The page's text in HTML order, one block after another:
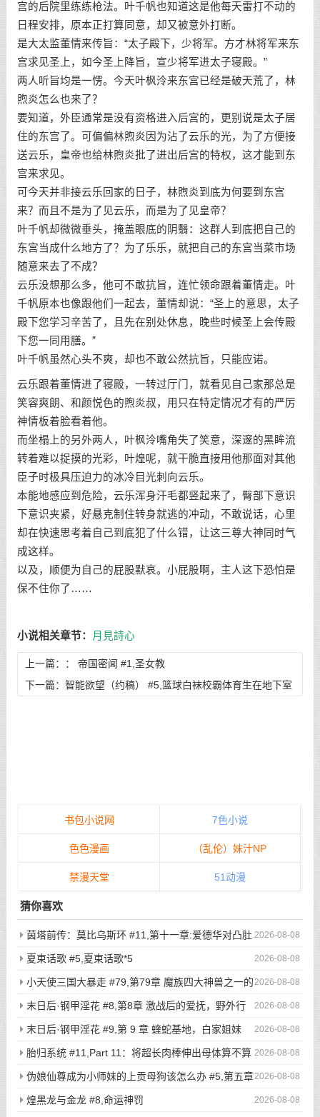
宫的后院里练练枪法。叶千帆也知道这是他每天雷打不动的
日程安排，原本正打算同意，却又被意外打断。
是大太监董情来传旨：“太子殿下，少将军。方才林将军来东
宫求见圣上，如今圣上降旨，宣少将军进太子寝殿。”
两人听旨均是一愣。今天叶枫泠来东宫已经是破天荒了，林
煦炎怎么也来了？
要知道，外臣通常是没有资格进入后宫的，更别说是太子居
住的东宫了。可偏偏林煦炎因为沾了云乐的光，为了方便接
送云乐，皇帝也给林煦炎批了进出后宫的特权，这才能到东
宫来求见。
可今天并非接云乐回家的日子，林煦炎到底为何要到东宫
来？而且不是为了见云乐，而是为了见皇帝？
叶千帆却微微垂头，掩盖眼底的阴翳：这群人到底把自己的
东宫当成什么地方了？为了乐乐，就把自己的东宫当菜市场
随意来去了不成？
云乐没想那么多，他可不敢抗旨，连忙领命跟着董情走。叶
千帆原本也像跟他们一起去，董情却说：“圣上的意思，太子
殿下您学习辛苦了，且先在别处休息，晚些时候圣上会传殿
下您一同用膳。”
叶千帆虽然心头不爽，却也不敢公然抗旨，只能应诺。
云乐跟着董情进了寝殿，一转过厅门，就看见自己家那总是
笑容爽朗、和颜悦色的煦炎叔，用只在特定情况才有的严厉
神情板着脸看着他。
而坐榻上的另外两人，叶枫泠嘴角失了笑意，深邃的黑眸流
转着难以捉摸的光彩，叶煌呢，就干脆直接用他那面对其他
臣子时极具压迫力的冰冷目光刺向云乐。
本能地感应到危险，云乐浑身汗毛都竖起来了，臀部下意识
下意识夹紧，好悬克制住转身就逃的冲动，不敢说话，心里
却在快速思考着自己到底犯了什么错，让这三尊大神同时气
成这样。
以及，顺便为自己的屁股默哀。小屁股啊，主人这下恐怕是
保不住你了……
小说相关章节： 月見詩心
上一篇：： 帝国密闻 #1,圣女教
下一篇： 智能欲望（约稿） #5,篮球白袜校霸体育生在地下室
书包小说网 7色小说
色色漫画 （乱伦）妹汁NP
禁漫天堂 51动漫
猜你喜欢
2026-08-08
茵塔前传：莫比乌斯环 #11,第十一章:爱德华对凸肚
脐的温情玩弄，新的冒险启程
2026-08-08
夏束话歌 #5,夏束话歌*5
2026-08-08
小天使三国大暴走 #79,第79章 魔族四大神兽之一的
不死鸟登场，奇葩猎鸡小队被吓的屁滚尿流
2026-08-08
末日后·钢甲淫花 #8,第8章 激战后的爱抚，野外行
走与寸止高潮（2）
2026-08-08
末日后·钢甲淫花 #9,第 9 章 蝰蛇基地，白家姐妹
（1）
2026-08-08
胎归系统 #11,Part 11：将超长肉棒伸出母体算不算
是一种扶她化？
2026-08-08
伪娘仙尊成为小师妹的上贡母狗该怎么办 #5,第五章
驯兽大阵！被刻下奴隶烙印的话，就再也没有翻盘的希望了吧？
2026-08-08
煌黑龙与金龙 #8,命运神罚